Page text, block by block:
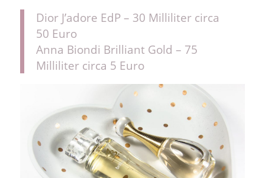
Dior J’adore EdP – 30 Milliliter circa
50 Euro
Anna Biondi Brilliant Gold – 75
Milliliter circa 5 Euro